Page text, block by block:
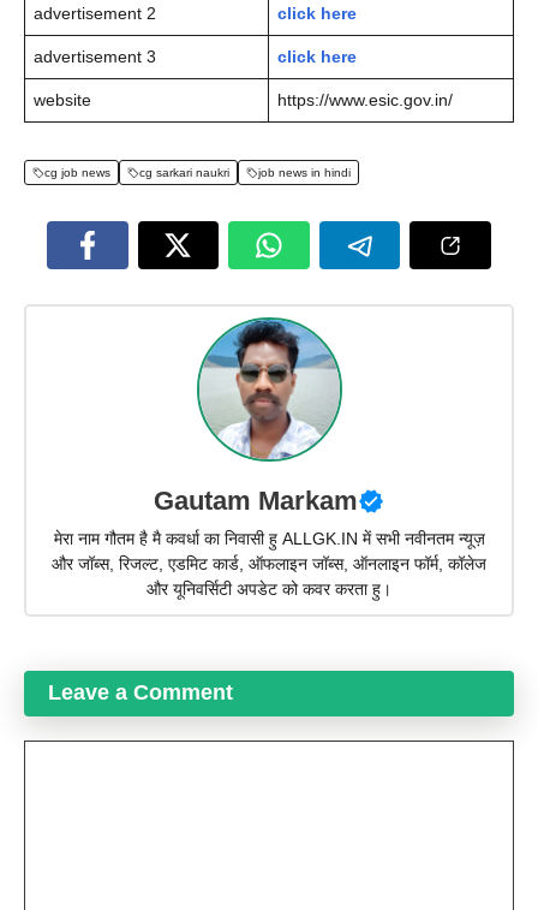
advertisement 2 click here
advertisement 3 click here
website https://www.esic.gov.in/
cg job news cg sarkari naukri job news in hindi
Gautam Markam
मेरा नाम गौतम है मै कवर्धा का निवासी हु ALLGK.IN में सभी नवीनतम न्यूज़
और जॉब्स, रिजल्ट, एडमिट कार्ड, ऑफलाइन जॉब्स, ऑनलाइन फॉर्म, कॉलेज
और यूनिवर्सिटी अपडेट को कवर करता हु।
Leave a Comment